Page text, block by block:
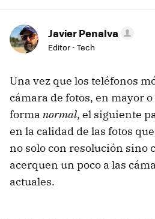
Javier Penalva
Editor - Tech
Una vez que los teléfonos
cámara de fotos, en mayor
forma normal, el siguiente
en la calidad de las fotos
no solo con resolución sino
acerquen un poco a las
actuales.